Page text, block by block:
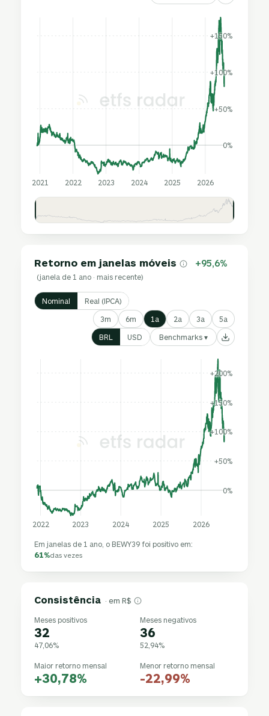
0%
+50%
+100%
+150%
2021 2022 2023 2024 2025 2026
Retorno em janelas móveis +95,6%
(janela de 1 ano · mais recente)
Nominal Real (IPCA)
3m 6m 1a 2a 3a 5a
BRL USD Benchmarks ▾
0%
+50%
+100%
+150%
+200%
2022 2023 2024 2025 2026
Em janelas de 1 ano, o BEWY39 foi positivo em:
61%das vezes
Consistência · em R$
Meses positivos
32
47,06%
Meses negativos
36
52,94%
Maior retorno mensal
+30,78%
Menor retorno mensal
-22,99%